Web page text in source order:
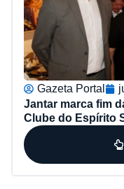
Gazeta Portal
Jantar marca fim
Clube do Espírito